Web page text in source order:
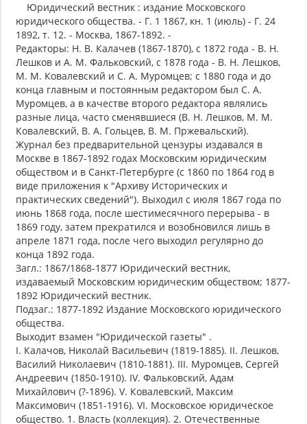
Юридический вестник : издание Московского
юридического общества. - Г. 1 1867, кн. 1 (июль) - Г. 24
1892, т. 12. - Москва, 1867-1892. -
Редакторы: Н. В. Калачев (1867-1870), с 1872 года - В. Н.
Лешков и А. М. Фальковский, с 1878 года - В. Н. Лешков,
М. М. Ковалевский и С. А. Муромцев; с 1880 года и до
конца главным и постоянным редактором был С. А.
Муромцев, а в качестве второго редактора являлись
разные лица, часто сменявшиеся (В. Н. Лешков, М. М.
Ковалевский, В. А. Гольцев, В. М. Пржевальский).
Журнал без предварительной цензуры издавался в
Москве в 1867-1892 годах Московским юридическим
обществом и в Санкт-Петербурге (с 1860 по 1864 год в
виде приложения к "Архиву Исторических и
практических сведений"). Выходил с июля 1867 года по
июнь 1868 года, после шестимесячного перерыва - в
1869 году, затем прекратился и возобновился лишь в
апреле 1871 года, после чего выходил регулярно до
конца 1892 года.
Загл.: 1867/1868-1877 Юридический вестник,
издаваемый Московским юридическим обществом; 1877-
1892 Юридический вестник.
Подзаг.: 1877-1892 Издание Московского юридического
общества.
Выходит взамен "Юридической газеты" .
I. Калачов, Николай Васильевич (1819-1885). II. Лешков,
Василий Николаевич (1810-1881). III. Муромцев, Сергей
Андреевич (1850-1910). IV. Фальковский, Адам
Михайлович (?-1896). V. Ковалевский, Максим
Максимович (1851-1916). VI. Московское юридическое
общество. 1. Власть (коллекция). 2. Отечественные